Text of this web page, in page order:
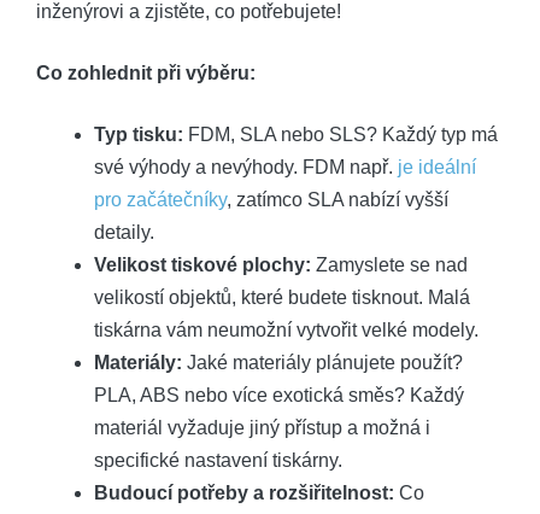
inženýrovi a zjistěte, co potřebujete!
Co zohlednit při výběru:
Typ tisku: FDM, SLA nebo SLS? Každý typ má
své výhody a nevýhody. FDM např. je ideální
pro začátečníky, zatímco SLA nabízí vyšší
detaily.
Velikost tiskové plochy: Zamyslete se nad
velikostí objektů, které budete tisknout. Malá
tiskárna vám neumožní vytvořit velké modely.
Materiály: Jaké materiály plánujete použít?
PLA, ABS nebo více exotická směs? Každý
materiál vyžaduje jiný přístup a možná i
specifické nastavení tiskárny.
Budoucí potřeby a rozšiřitelnost: Co